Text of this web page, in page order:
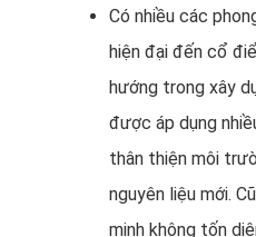
Có nhiều các
hiện đại đến cổ
hướng trong xây
được áp dụng
thân thiện môi
nguyên liệu mới.
minh không tốn